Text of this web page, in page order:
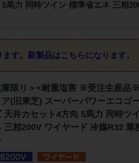
馬力 同時ツイン 標準省エネ 三相
す。 新製品はこちらになります。
庫限り＞<耐重塩害 ※受注生産品
(旧東芝) スーパーパワーエコゴ
天井カセット4方向 5馬力 同時ツ
三相200V ワイヤード 冷媒R32 業